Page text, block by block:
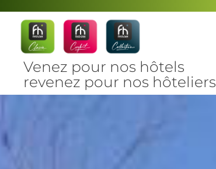
Venez pour nos hôtels
revenez pour nos hôteliers